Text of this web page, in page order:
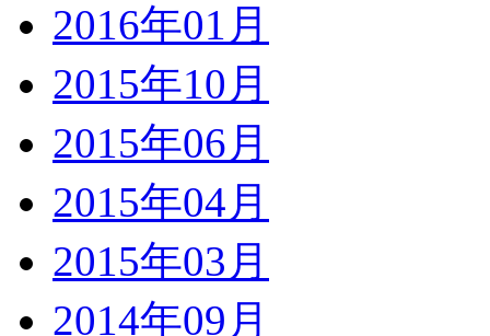
2016年01月
2015年10月
2015年06月
2015年04月
2015年03月
2014年09月